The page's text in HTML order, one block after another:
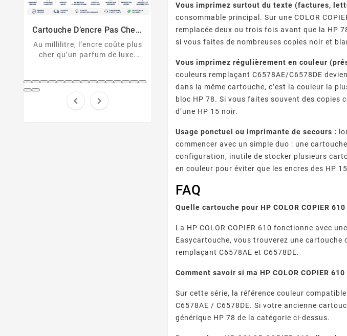
Comment Désactiver La Puce
Cartouche HP non reconnue ?
désactiver la protection des
cartouches HP et contourner
Messages D’erreur Fréquents
Sur Imprimante Canon :
Solutions Et Dépannage
U043, 1403, B200, 5B00,
cartouche non reconnue…
Décryptez les messages
Canon et résolvez chaque
code pas à pas.
Imprimante
Faire Face
Cartouche
Votre
affiche «
reconnue » ?
piège des
 
Vous imprimez surtout du texte (factures,
consommable principal. Sur une COLOR
remplacée deux ou trois fois avant que la HP
si vous faites de nombreuses copies noir et
Vous imprimez régulièrement en couleur
couleurs remplaçant C6578AE/C6578DE
dans la même cartouche, c’est la couleur la
bloc HP 78. Si vous faites souvent des copies
d’une HP 15 noir.
Usage ponctuel ou imprimante de secours :
commencer avec un simple duo : une
configuration, inutile de stocker plusieurs
en couleur pour éviter que les encres des HP
FAQ
Quelle cartouche pour HP COLOR COPIER 610
La HP COLOR COPIER 610 fonctionne avec
Easycartouche, vous trouverez une cartouche
remplaçant C6578AE et C6578DE.
Comment savoir si ma HP COLOR COPIER
Sur cette série, la référence couleur
C6578AE / C6578DE. Si votre ancienne
générique HP 78 de la catégorie ci-dessus.